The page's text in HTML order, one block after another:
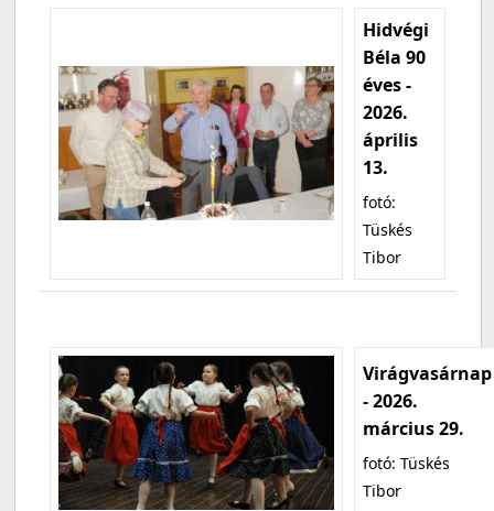
Hidvégi
Béla 90
éves -
2026.
április
13.
fotó:
Tüskés
Tibor
Virágvasárnap
- 2026.
március 29.
fotó: Tüskés
Tibor